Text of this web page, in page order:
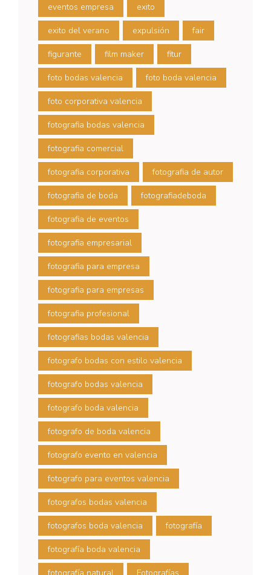
eventos empresa exito
exito del verano expulsión fair
figurante film maker fitur
foto bodas valencia foto boda valencia
foto corporativa valencia
fotografia bodas valencia
fotografia comercial
fotografia corporativa fotografia de autor
fotografia de boda fotografiadeboda
fotografia de eventos
fotografia empresarial
fotografia para empresa
fotografia para empresas
fotografia profesional
fotografias bodas valencia
fotografo bodas con estilo valencia
fotografo bodas valencia
fotografo boda valencia
fotografo de boda valencia
fotografo evento en valencia
fotografo para eventos valencia
fotografos bodas valencia
fotografos boda valencia fotografía
fotografía boda valencia